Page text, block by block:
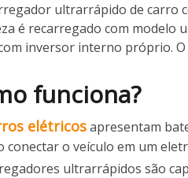
ultrarrápido de carro
é recarregado com modelo
inversor interno próprio.
funciona?
elétricosapresentam
conectar o veículo em um
ultrarrápidos são